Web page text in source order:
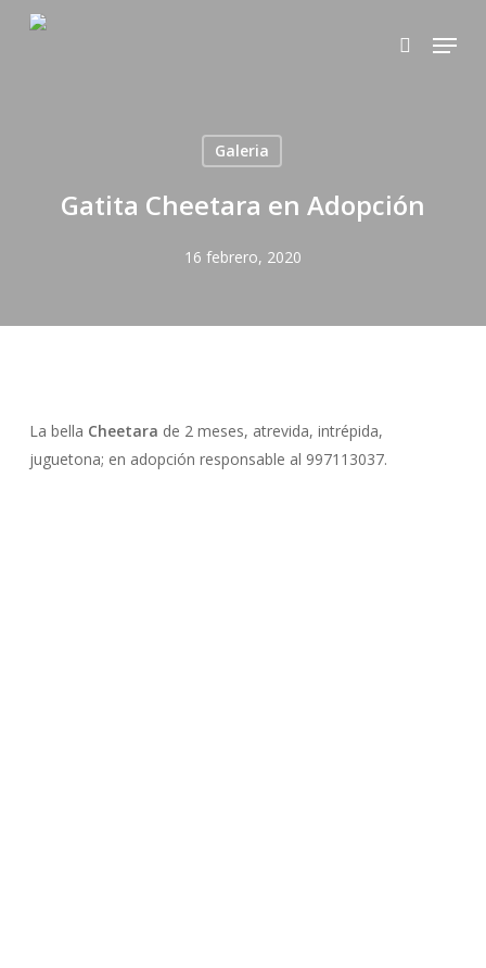
search
Menu
Galeria
Gatita Cheetara en Adopción
16 febrero, 2020
La bella Cheetara de 2 meses, atrevida, intrépida,
juguetona; en adopción responsable al 997113037.